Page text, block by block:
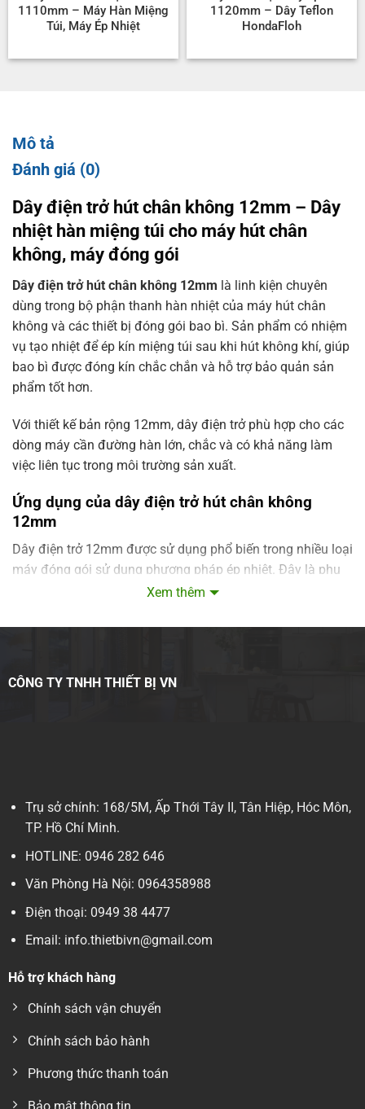
1110mm – Máy Hàn Miệng
Túi, Máy Ép Nhiệt
1120mm – Dây Teflon
HondaFloh
Mô tả
Đánh giá (0)
Dây điện trở hút chân không 12mm – Dây
nhiệt hàn miệng túi cho máy hút chân
không, máy đóng gói
Dây điện trở hút chân không 12mm là linh kiện chuyên
dùng trong bộ phận thanh hàn nhiệt của máy hút chân
không và các thiết bị đóng gói bao bì. Sản phẩm có nhiệm
vụ tạo nhiệt để ép kín miệng túi sau khi hút không khí, giúp
bao bì được đóng kín chắc chắn và hỗ trợ bảo quản sản
phẩm tốt hơn.
Với thiết kế bản rộng 12mm, dây điện trở phù hợp cho các
dòng máy cần đường hàn lớn, chắc và có khả năng làm
việc liên tục trong môi trường sản xuất.
Ứng dụng của dây điện trở hút chân không
12mm
Dây điện trở 12mm được sử dụng phổ biến trong nhiều loại
máy đóng gói sử dụng phương pháp ép nhiệt. Đây là phụ
kiện thay thế quan trọng giúp máy duy trì khả năng hàn kín
Máy hút chân không công nghiệp
Máy đóng gói thực phẩm
Các thiết bị ép nhiệt bao bì
Ngoài ra, dây nhiệt 12mm còn được ứng dụng trong nhiều
ngành sản xuất như:
Đóng gói thịt, cá, hải sản đông lạnh
Hút chân không thực phẩm chế biến sẵn
Đóng gói nông sản, hạt khô, trà, cà phê
Bao bì linh kiện điện tử
Đóng gói hàng hóa cần chống bụi, chống ẩm
Nhờ khả năng tạo đường hàn rộng và chắc chắn, dây điện
Xem thêm
CÔNG TY TNHH THIẾT BỊ VN
Trụ sở chính: 168/5M, Ấp Thới Tây II, Tân Hiệp, Hóc Môn,
TP. Hồ Chí Minh.
HOTLINE: 0946 282 646
Văn Phòng Hà Nội: 0964358988
Điện thoại: 0949 38 4477
Email: info.thietbivn@gmail.com
Hỗ trợ khách hàng
Chính sách vận chuyển
Chính sách bảo hành
Phương thức thanh toán